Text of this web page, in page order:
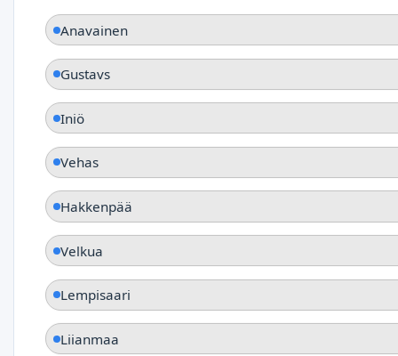
Anavainen
Gustavs
Iniö
Vehas
Hakkenpää
Velkua
Lempisaari
Liianmaa